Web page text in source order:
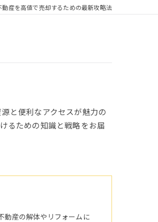
動産を高値で売却するための最新攻略法
と便利なアクセスが魅力の
るための知識と戦略をお届
動産の解体やリフォームに